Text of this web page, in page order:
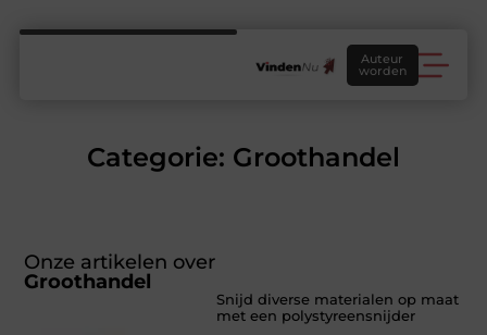
Auteur
worden
Categorie: Groothandel
Onze artikelen over
Groothandel
Snijd diverse materialen op maat
met een polystyreensnijder